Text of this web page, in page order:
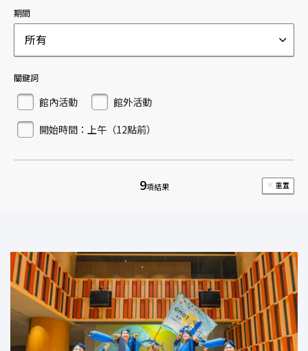
期間
所有
關鍵詞
館內活動
館外活動
開始時間：上午（12點前）
9項結果 重置